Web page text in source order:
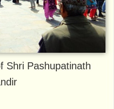
Shri Pashupatinath